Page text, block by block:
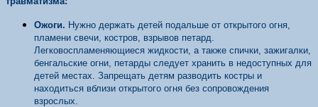
Ожоги. Нужно держать детей подальше от открытого огня,
пламени свечи, костров, взрывов петард.
Легковоспламеняющиеся жидкости, а также спички, зажигалки,
бенгальские огни, петарды следует хранить в недоступных для
детей местах. Запрещать детям разводить костры и
находиться вблизи открытого огня без сопровождения
взрослых.